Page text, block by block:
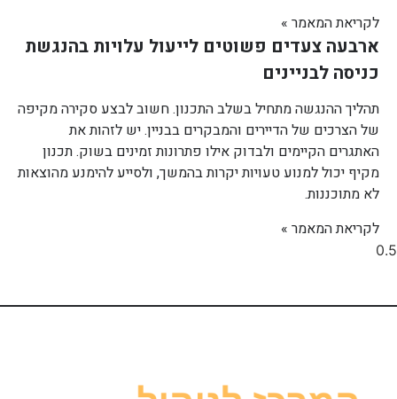
לקריאת המאמר »
ארבעה צעדים פשוטים לייעול עלויות בהנגשת
כניסה לבניינים
תהליך ההנגשה מתחיל בשלב התכנון. חשוב לבצע סקירה מקיפה
של הצרכים של הדיירים והמבקרים בבניין. יש לזהות את
האתגרים הקיימים ולבדוק אילו פתרונות זמינים בשוק. תכנון
מקיף יכול למנוע טעויות יקרות בהמשך, ולסייע להימנע מהוצאות
לא מתוכננות.
לקריאת המאמר »